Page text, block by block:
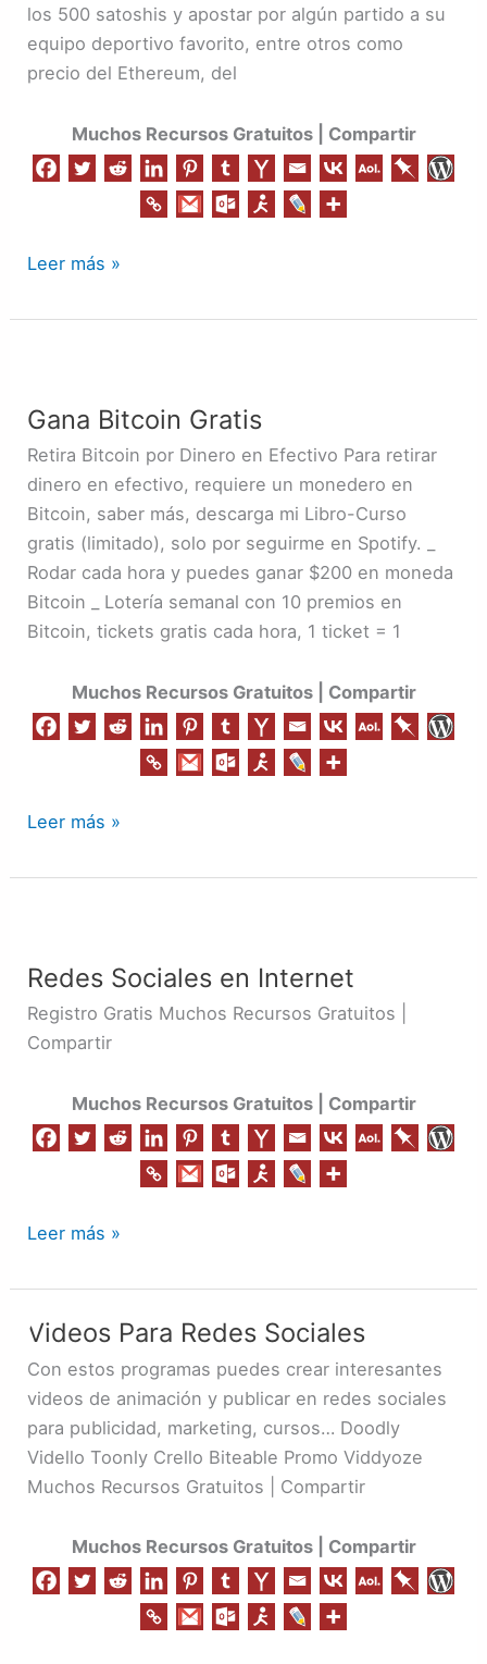
los 500 satoshis y apostar por algún partido a su
equipo deportivo favorito, entre otros como
precio del Ethereum, del
Muchos Recursos Gratuitos | Compartir
Leer más »
Gana Bitcoin Gratis
Retira Bitcoin por Dinero en Efectivo Para retirar
dinero en efectivo, requiere un monedero en
Bitcoin, saber más, descarga mi Libro-Curso
gratis (limitado), solo por seguirme en Spotify. _
Rodar cada hora y puedes ganar $200 en moneda
Bitcoin _ Lotería semanal con 10 premios en
Bitcoin, tickets gratis cada hora, 1 ticket = 1
Muchos Recursos Gratuitos | Compartir
Gratis
Leer más »
Redes Sociales en Internet
Registro Gratis Muchos Recursos Gratuitos |
Compartir
Muchos Recursos Gratuitos | Compartir
en
Internet
Leer más »
Videos Para Redes Sociales
Con estos programas puedes crear interesantes
videos de animación y publicar en redes sociales
para publicidad, marketing, cursos… Doodly
Vidello Toonly Crello Biteable Promo Viddyoze
Muchos Recursos Gratuitos | Compartir
Muchos Recursos Gratuitos | Compartir
Videos
Para
Redes
Sociales